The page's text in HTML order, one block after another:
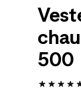
500